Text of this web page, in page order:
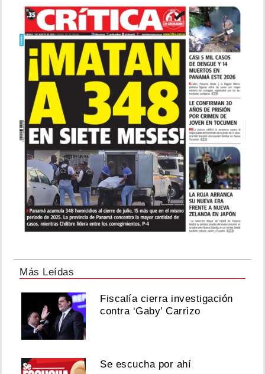
Más Leídas
Fiscalía cierra investigación
contra ‘Gaby’ Carrizo
Se escucha por ahí